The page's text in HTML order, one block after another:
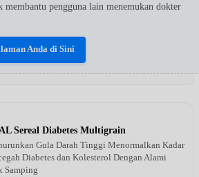
membantu pengguna lain menemukan dokter
Anda di Sini
Sereal Diabetes Multigrain
Gula Darah Tinggi Menormalkan Kadar
Diabetes dan Kolesterol Dengan Alami
Samping